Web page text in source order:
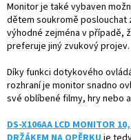
Monitor je také vybaven
dětem soukromě poslouchat
výhodné zejména v případě,
preferuje jiný zvukový projev.
Díky funkci dotykového
rozhraní je monitor snadno
své oblíbené filmy, hry nebo
DS-X106AA LCD MONITOR